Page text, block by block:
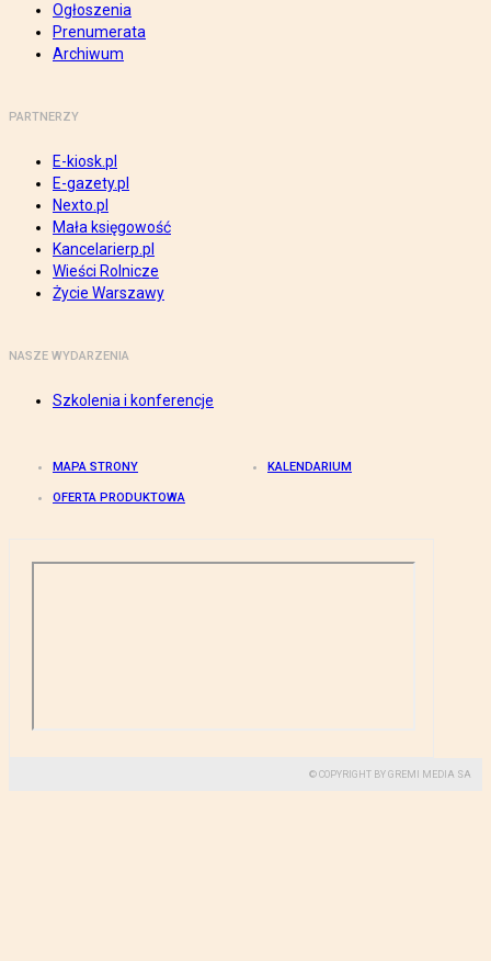
Ogłoszenia
Prenumerata
Archiwum
PARTNERZY
E-kiosk.pl
E-gazety.pl
Nexto.pl
Mała księgowość
Kancelarierp.pl
Wieści Rolnicze
Życie Warszawy
NASZE WYDARZENIA
Szkolenia i konferencje
MAPA STRONY KALENDARIUM
OFERTA PRODUKTOWA
© COPYRIGHT BY GREMI MEDIA SA